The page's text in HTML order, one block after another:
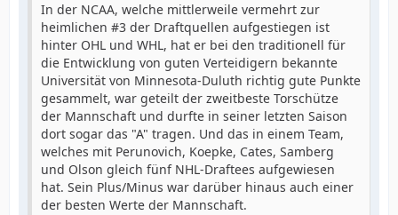
In der NCAA, welche mittlerweile vermehrt zur
heimlichen #3 der Draftquellen aufgestiegen ist
hinter OHL und WHL, hat er bei den traditionell für
die Entwicklung von guten Verteidigern bekannte
Universität von Minnesota-Duluth richtig gute Punkte
gesammelt, war geteilt der zweitbeste Torschütze
der Mannschaft und durfte in seiner letzten Saison
dort sogar das "A" tragen. Und das in einem Team,
welches mit Perunovich, Koepke, Cates, Samberg
und Olson gleich fünf NHL-Draftees aufgewiesen
hat. Sein Plus/Minus war darüber hinaus auch einer
der besten Werte der Mannschaft.